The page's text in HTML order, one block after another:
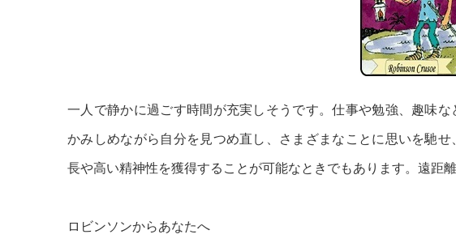
一人で静かに過ごす時間が充実しそうです。仕事や勉強、趣味
かみしめながら自分を見つめ直し、さまざまなことに思いを馳
長や高い精神性を獲得することが可能なときでもあります。遠距
ロビンソンからあなたへ